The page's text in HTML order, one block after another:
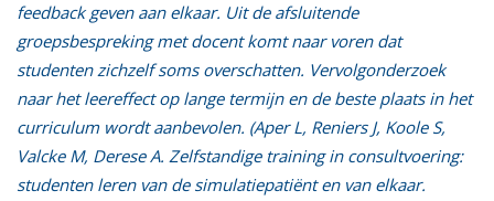
feedback geven aan elkaar. Uit de afsluitende
groepsbespreking met docent komt naar voren dat
studenten zichzelf soms overschatten. Vervolgonderzoek
naar het leereffect op lange termijn en de beste plaats in het
curriculum wordt aanbevolen. (Aper L, Reniers J, Koole S,
Valcke M, Derese A. Zelfstandige training in consultvoering:
studenten leren van de simulatiepatiënt en van elkaar.